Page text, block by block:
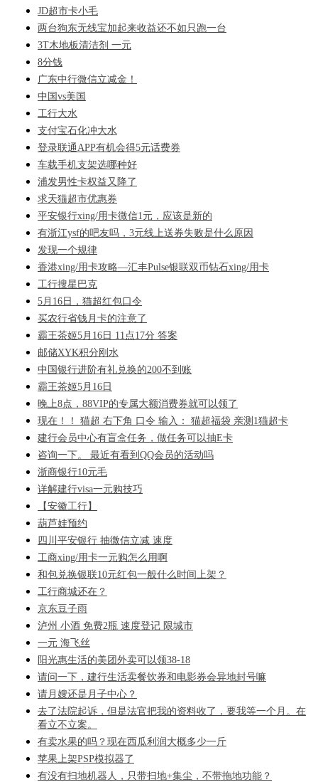
JD超市卡小毛
两台狗东无线宝加起来收益还不如只跑一台
3T木地板清洁剂 一元
8分钱
广东中行微信立减金！
中国vs美国
工行大水
支付宝石化冲大水
登录联通APP有机会得5元话费券
车载手机支架选哪种好
浦发男性卡权益又降了
求天猫超市优惠券
平安银行xing/用卡微信1元，应该是新的
有浙江ysf的吧友吗，3元线上送券失败是什么原因
发现一个规律
香港xing/用卡攻略—汇丰Pulse银联双币钻石xing/用卡
工行搜星巴克
5月16日，猫超红包口令
买农行省钱月卡的注意了
霸王茶姬5月16日 11点17分 答案
邮储XYK积分刚水
中国银行进阶有礼兑换的200不到账
霸王茶姬5月16日
晚上8点，88VIP的专属大额消费券就可以领了
现在！！ 猫超 右下角 口令 输入： 猫超福袋 亲测1猫超卡
建行会员中心有盲盒任务，做任务可以抽E卡
咨询一下。 最近有看到QQ会员的活动吗
浙商银行10元毛
详解建行visa一元购技巧
【安徽工行】
葫芦娃预约
四川平安银行 抽微信立减 速度
工商xing/用卡一元购怎么用啊
和包兑换银联10元红包一般什么时间上架？
工行商城还在？
京东豆子雨
泸州 小酒 免费2瓶 速度登记 限城市
一元 海飞丝
阳光惠生活的美团外卖可以领38-18
请问一下，建行生活卖餐饮券和电影券会异地封号嘛
请月嫂还是月子中心？
去了法院起诉，但是法官把我的资料收了，要我等一个月。在
看立不立案。
有卖水果的吗？现在西瓜利润大概多少一斤
苹果上架PSP模拟器了
有没有扫地机器人，只带扫地+集尘，不带拖地功能？